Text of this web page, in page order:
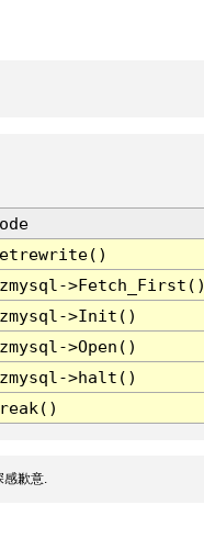
>Init()
>Open()
>halt()
感歉意.